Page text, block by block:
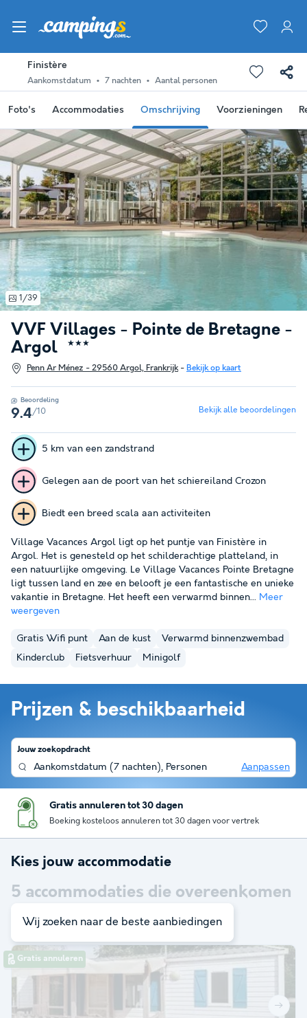
Finistère
Aankomstdatum 7 nachten Aantal personen
Foto's Accommodaties Omschrijving Voorzieningen
VVF Villages - Pointe de Bretagne -
Argol
★★★
Penn Ar Ménez - 29560 Argol, Frankrijk- Bekijk op kaart
1/39
Beoordeling
9.4/10 Bekijk alle beoordelingen
5 km van een zandstrand
Gelegen aan de poort van het schiereiland Crozon
Biedt een breed scala aan activiteiten
Village Vacances Argol ligt op het puntje van Finistère in
Argol. Het is genesteld op het schilderachtige platteland, in
een natuurlijke omgeving. Le Village Vacances Pointe Bretagne
ligt tussen land en zee en belooft je een fantastische en unieke
vakantie in Bretagne. Het heeft een verwarmd binnen... Meer
weergeven
Gratis Wifi punt Aan de kust
Verwarmd binnenzwembad
Kinderclub
Fietsverhuur Minigolf
Prijzen & beschikbaarheid
Jouw zoekopdracht
Aankomstdatum (7 nachten), Personen Aanpassen
Gratis annuleren tot 30 dagen
Boeking kosteloos annuleren tot 30 dagen voor vertrek
Kies jouw accommodatie
5 accommodaties die overeenkomen
met je zoekopdracht
Gratis annuleren
Wij zoeken naar de beste aanbiedingen